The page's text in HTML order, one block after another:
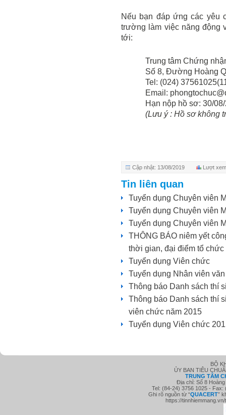
Nếu bạn đáp ứng các yêu
trường làm việc năng động
tới:
Trung tâm Chứng
Số 8, Đường Hoàng
Tel: (024)
Email:
Hạn nộp hồ sơ: 30/
(Lưu ý : Hồ sơ không
Cập nhật: 13/08/2019 Lượt
Tin liên quan
Tuyển dụng Chuyên viên
Tuyển dụng Chuyên viên
Tuyển dụng Chuyên viên
THÔNG BÁO niêm yết
thời gian, đại điểm tổ
Tuyển dụng Viên chức
Tuyển dụng Nhân viên
Thông báo Danh sách thí
Thông báo Danh sách thí
viên chức năm 2015
Tuyển dụng Viên chức
BỘ
ỦY BAN TIÊU
TRUNG TÂM
Địa chỉ: Số 8
Tel: (84-24) 3756 1025 -
Ghi rõ nguồn từ “QUACERT”
https://